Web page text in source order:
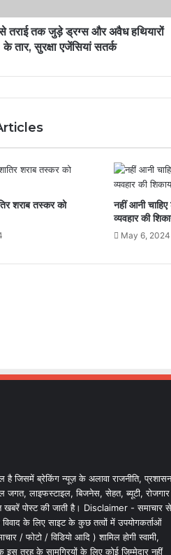
से तराई तक जुड़े ड्रग्स और अवैध हथियारों
के तार, सुरक्षा एजेंसियां सतर्क
शराब तस्कर को
नहीं आनी
व्यवहार की
May 6, 2024
है जिसमें ब्रेकिंग न्यूज़ के अलावा राजनीति,
जगत, लाइफस्टाइल, बिजनेस, सेहत, ब्यूटी, रोजगार
खबरें पोस्ट की जाती है। Disclaimer - समाचार से
के लिए साइट के कुछ तत्वों में उपयोगकर्ताओं
/ फोटो / विडियो आदि ) शामिल होगी स्वामी,
तरह के सामग्रियों के लिए कोई ज़िम्मेदार नहीं